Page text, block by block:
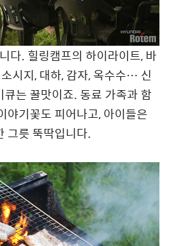
다. 힐링캠프의 하이라이트, 바
시지, 대하, 감자, 옥수수… 신
는 꿀맛이죠. 동료 가족과 함
야기꽃도 피어나고, 아이들은
그릇 뚝딱입니다.